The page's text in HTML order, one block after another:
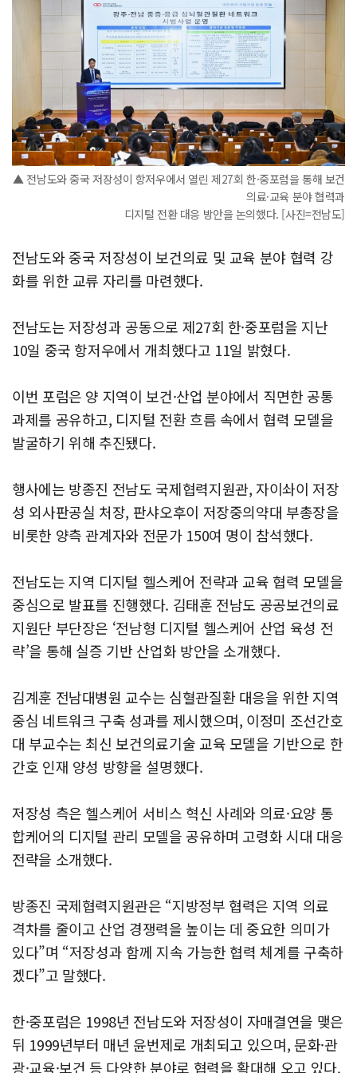
▲ 전남도와 중국 저장성이 항저우에서 열린 제27회 한·중포럼을 통해 보건
의료·교육 분야 협력과
디지털 전환 대응 방안을 논의했다. [사진=전남도]
전남도와 중국 저장성이 보건의료 및 교육 분야 협력 강
화를 위한 교류 자리를 마련했다.
전남도는 저장성과 공동으로 제27회 한·중포럼을 지난
10일 중국 항저우에서 개최했다고 11일 밝혔다.
이번 포럼은 양 지역이 보건·산업 분야에서 직면한 공통
과제를 공유하고, 디지털 전환 흐름 속에서 협력 모델을
발굴하기 위해 추진됐다.
행사에는 방종진 전남도 국제협력지원관, 자이솨이 저장
성 외사판공실 처장, 판샤오후이 저장중의약대 부총장을
비롯한 양측 관계자와 전문가 150여 명이 참석했다.
전남도는 지역 디지털 헬스케어 전략과 교육 협력 모델을
중심으로 발표를 진행했다. 김태훈 전남도 공공보건의료
지원단 부단장은 ‘전남형 디지털 헬스케어 산업 육성 전
략’을 통해 실증 기반 산업화 방안을 소개했다.
김계훈 전남대병원 교수는 심혈관질환 대응을 위한 지역
중심 네트워크 구축 성과를 제시했으며, 이정미 조선간호
대 부교수는 최신 보건의료기술 교육 모델을 기반으로 한
간호 인재 양성 방향을 설명했다.
저장성 측은 헬스케어 서비스 혁신 사례와 의료·요양 통
합케어의 디지털 관리 모델을 공유하며 고령화 시대 대응
전략을 소개했다.
방종진 국제협력지원관은 “지방정부 협력은 지역 의료
격차를 줄이고 산업 경쟁력을 높이는 데 중요한 의미가
있다”며 “저장성과 함께 지속 가능한 협력 체계를 구축하
겠다”고 말했다.
한·중포럼은 1998년 전남도와 저장성이 자매결연을 맺은
뒤 1999년부터 매년 윤번제로 개최되고 있으며, 문화·관
광·교육·보건 등 다양한 분야로 협력을 확대해 오고 있다.